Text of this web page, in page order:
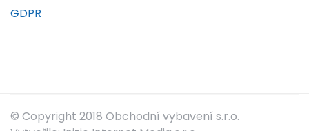
GDPR
© Copyright 2018 Obchodní vybavení s.r.o.